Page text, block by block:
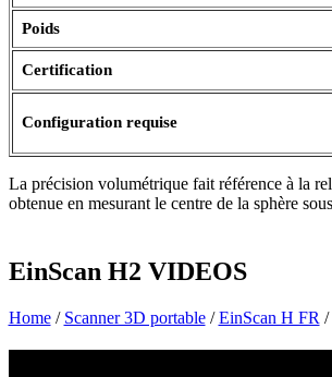
Poids
Certification
Configuration requise
La précision volumétrique fait référence à la
obtenue en mesurant le centre de la sphère
EinScan H2 VIDEOS
Home/ Scanner 3D portable/EinScan H FR /